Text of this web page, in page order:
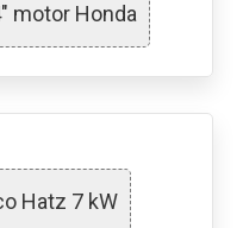
motor Honda
Hatz 7 kW